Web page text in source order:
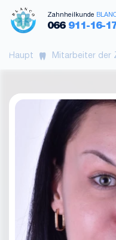
Zahnheilkunde
066911-16-
Haupt Mitarbeiter der